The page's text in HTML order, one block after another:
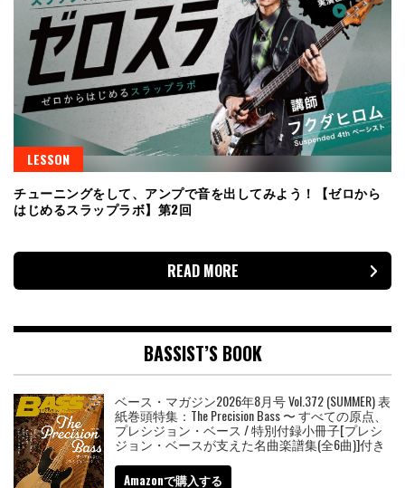
LESSON
チューニングをして、アンプで音を出してみよう！【ゼロから
はじめるスラップラボ】第2回
READ MORE
BASSIST’S BOOK
ベース・マガジン2026年8月号 Vol.372 (SUMMER) 表
紙巻頭特集：The Precision Bass 〜 すべての原点、
プレシジョン・ベース / 特別付録小冊子[プレシ
ジョン・ベースが支えた名曲楽譜集(全6曲)]付き
Amazonで購入する